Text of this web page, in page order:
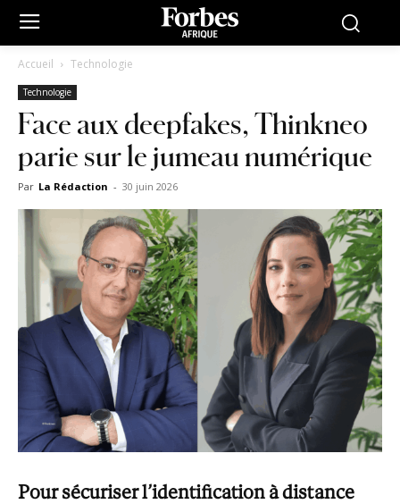
Accueil Technologie
Technologie
Face aux deepfakes, Thinkneo
parie sur le jumeau numérique
Par La Rédaction - 30 juin 2026
Pour sécuriser l’identification à distance